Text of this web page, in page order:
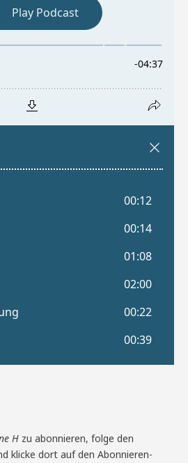
H zu abonnieren, folge den
klicke dort auf den Abonnieren-